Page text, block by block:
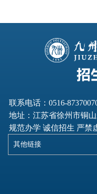
联系电话：0516-
地址：江苏省徐州市铜
规范办学 诚信招生 严禁
其他链接